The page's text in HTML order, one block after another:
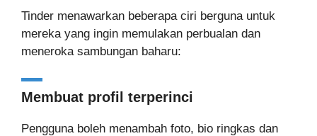
Tinder menawarkan beberapa ciri berguna untuk
mereka yang ingin memulakan perbualan dan
meneroka sambungan baharu:
Membuat profil terperinci
Pengguna boleh menambah foto, bio ringkas dan